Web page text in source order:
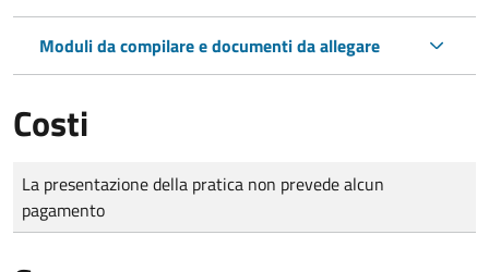
Moduli da compilare e documenti da allegare
Costi
Tipo di pagamento
Importo
La presentazione della pratica non prevede alcun
pagamento